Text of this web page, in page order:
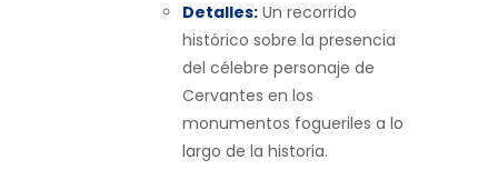
Detalles: Un recorrido
histórico sobre la presencia
del célebre personaje de
Cervantes en los
monumentos fogueriles a lo
largo de la historia.